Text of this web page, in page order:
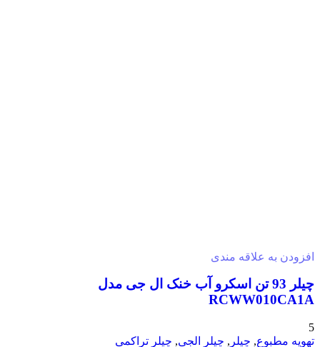
افزودن به علاقه مندی
چیلر 93 تن اسکرو آب خنک ال جی مدل
RCWW010CA1A
5
تهویه مطبوع, چیلر , چیلر الجی, چیلر تراکمی